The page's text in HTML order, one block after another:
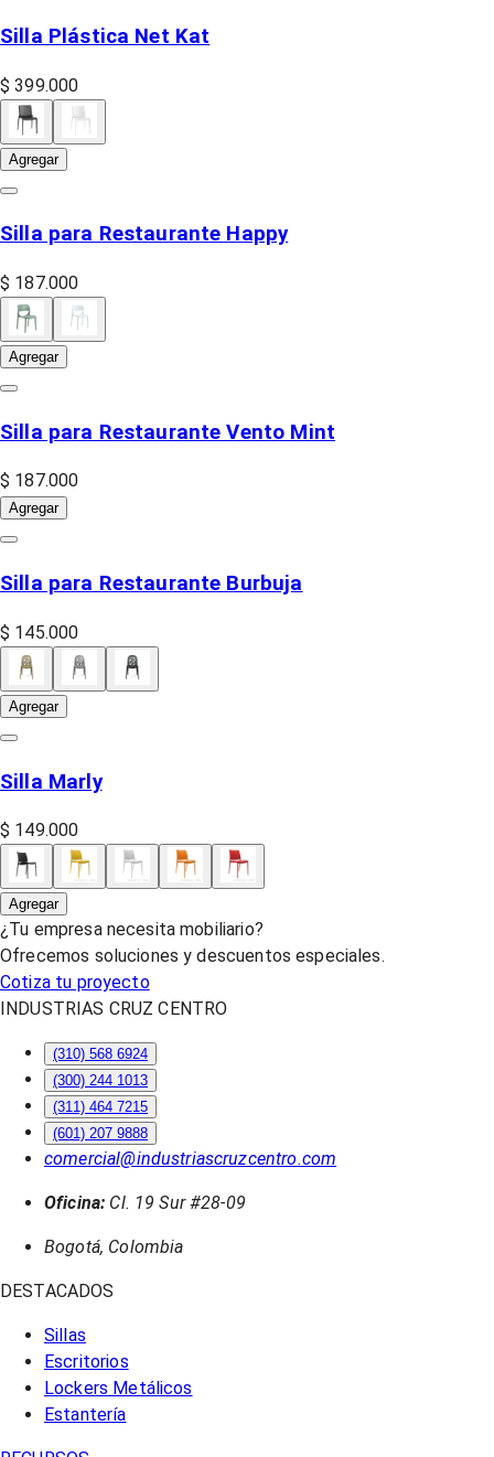
Silla Plástica Net Kat
$ 399.000
Agregar
Silla para Restaurante Happy
$ 187.000
Agregar
Silla para Restaurante Vento Mint
$ 187.000
Agregar
Silla para Restaurante Burbuja
$ 145.000
Agregar
Silla Marly
$ 149.000
Agregar
¿Tu empresa necesita mobiliario?
Ofrecemos soluciones y descuentos especiales.
Cotiza tu proyecto
INDUSTRIAS CRUZ CENTRO
(310) 568 6924
(300) 244 1013
(311) 464 7215
(601) 207 9888
comercial@industriascruzcentro.com
Oficina: Cl. 19 Sur #28-09
Bogotá, Colombia
DESTACADOS
Sillas
Escritorios
Lockers Metálicos
Estantería